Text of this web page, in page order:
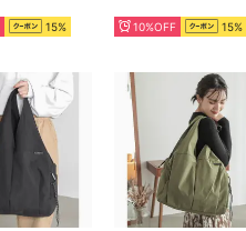
15% 10%OFF 15%